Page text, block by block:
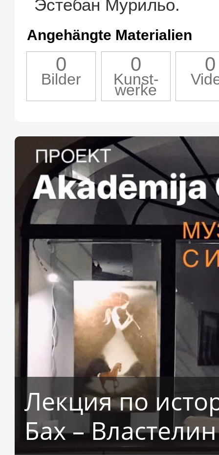
Эстебан Мурильо.
Angehängte Materialien
0
Bilder
0
Kunst-
werke
0
Лекция по
Бах –